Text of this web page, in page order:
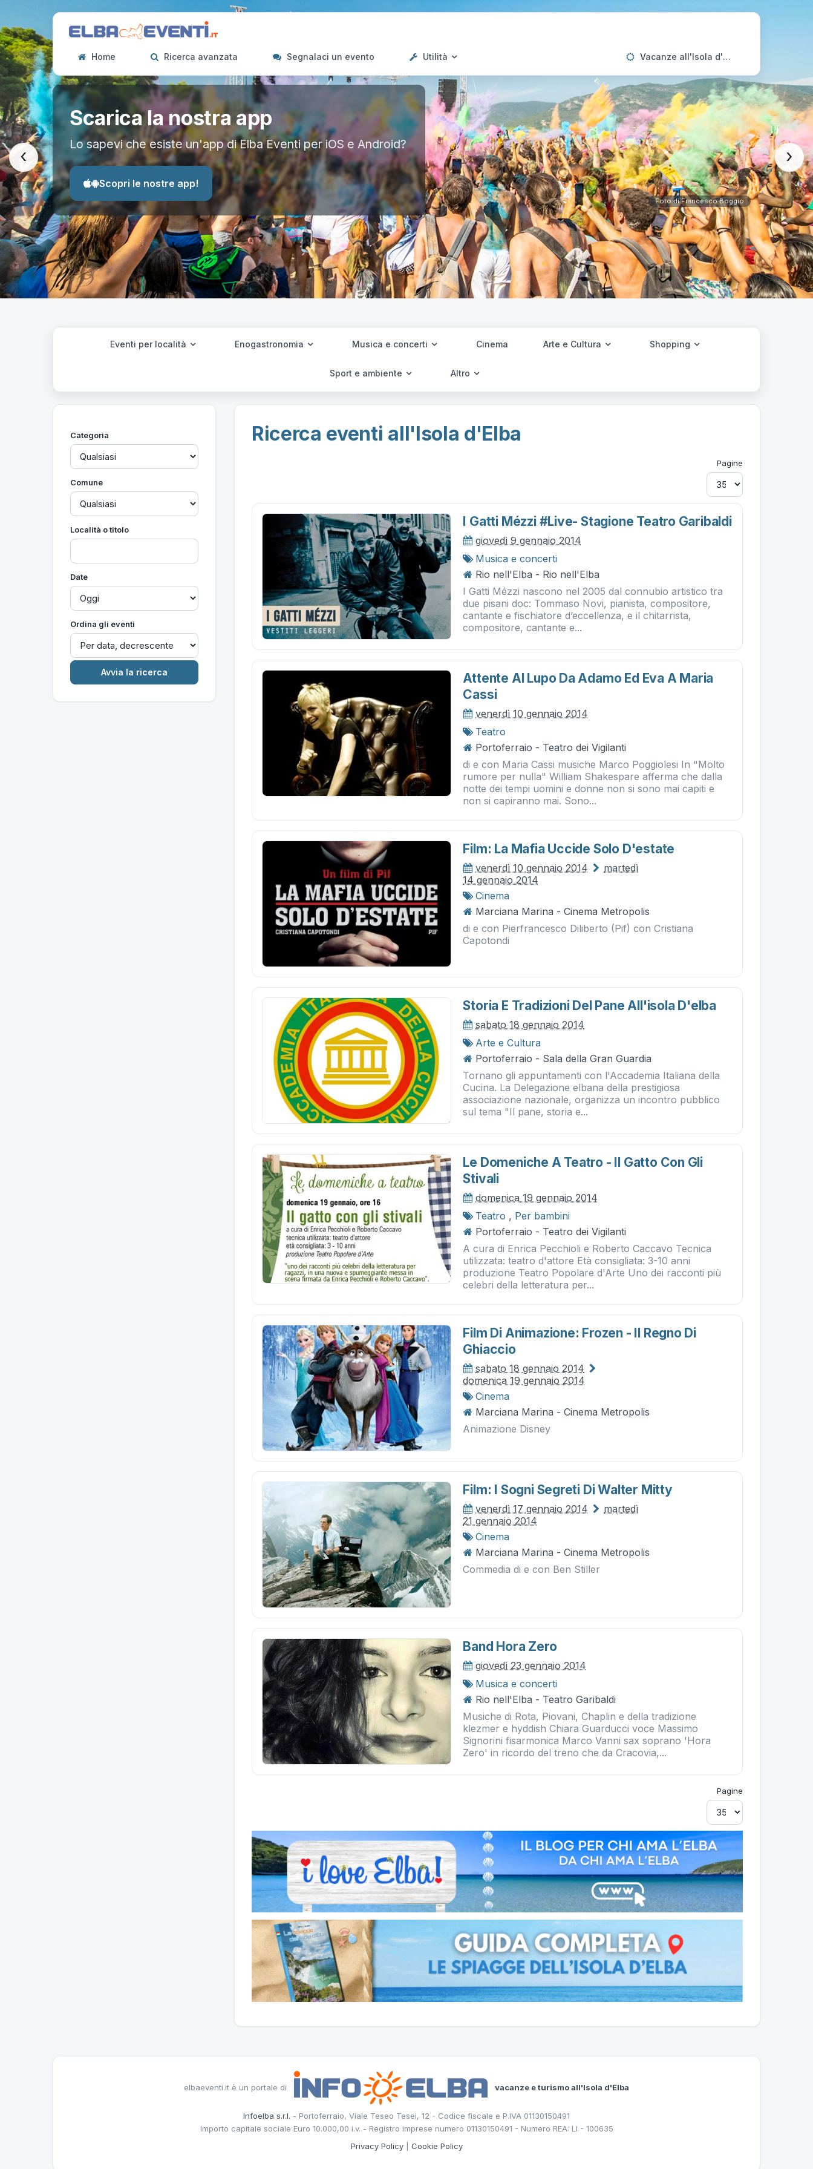
Home Ricerca avanzata Segnalaci un evento Utilità Vacanze all'Isola d'Elba
Scarica la nostra app
Lo sapevi che esiste un'app di Elba Eventi per iOS e Android?
Scopri le nostre app!
Foto di Francesco Boggio
‹ ›
Eventi per località Enogastronomia Musica e concerti Cinema Arte e Cultura Shopping
Sport e ambiente Altro
Categoria
Comune
Località o titolo
Date
Ordina gli eventi
Ricerca eventi all'Isola d'Elba
Pagine
I Gatti Mézzi #live- Stagione Teatro Garibaldi
giovedì 9 gennaio 2014
Musica e concerti
Rio nell'Elba - Rio nell'Elba
I Gatti Mézzi nascono nel 2005 dal connubio artistico tra
due pisani doc: Tommaso Novi, pianista, compositore,
cantante e fischiatore d’eccellenza, e il chitarrista,
compositore, cantante e...
Attente Al Lupo Da Adamo Ed Eva A Maria
Cassi
venerdì 10 gennaio 2014
Teatro
Portoferraio - Teatro dei Vigilanti
di e con Maria Cassi musiche Marco Poggiolesi In "Molto
rumore per nulla" William Shakespare afferma che dalla
notte dei tempi uomini e donne non si sono mai capiti e
non si capiranno mai. Sono...
Film: La Mafia Uccide Solo D'estate
venerdì 10 gennaio 2014
martedì
14 gennaio 2014
Cinema
Marciana Marina - Cinema Metropolis
di e con Pierfrancesco Diliberto (Pif) con Cristiana
Capotondi
Storia E Tradizioni Del Pane All'isola D'elba
sabato 18 gennaio 2014
Arte e Cultura
Portoferraio - Sala della Gran Guardia
Tornano gli appuntamenti con l'Accademia Italiana della
Cucina. La Delegazione elbana della prestigiosa
associazione nazionale, organizza un incontro pubblico
sul tema "Il pane, storia e...
Le Domeniche A Teatro - Il Gatto Con Gli
Stivali
domenica 19 gennaio 2014
Teatro , Per bambini
Portoferraio - Teatro dei Vigilanti
A cura di Enrica Pecchioli e Roberto Caccavo Tecnica
utilizzata: teatro d'attore Età consigliata: 3-10 anni
produzione Teatro Popolare d'Arte Uno dei racconti più
celebri della letteratura per...
Film Di Animazione: Frozen - Il Regno Di
Ghiaccio
sabato 18 gennaio 2014
domenica 19 gennaio 2014
Cinema
Marciana Marina - Cinema Metropolis
Animazione Disney
Film: I Sogni Segreti Di Walter Mitty
venerdì 17 gennaio 2014
martedì
21 gennaio 2014
Cinema
Marciana Marina - Cinema Metropolis
Commedia di e con Ben Stiller
Band Hora Zero
giovedì 23 gennaio 2014
Musica e concerti
Rio nell'Elba - Teatro Garibaldi
Musiche di Rota, Piovani, Chaplin e della tradizione
klezmer e hyddish Chiara Guarducci voce Massimo
Signorini fisarmonica Marco Vanni sax soprano 'Hora
Zero' in ricordo del treno che da Cracovia,...
Pagine
elbaeventi.it è un portale di vacanze e turismo all'Isola d'Elba
Infoelba s.r.l. - Portoferraio, Viale Teseo Tesei, 12 - Codice fiscale e P.IVA 01130150491
Importo capitale sociale Euro 10.000,00 i.v. - Registro imprese numero 01130150491 - Numero REA: LI - 100635
Privacy Policy| Cookie Policy